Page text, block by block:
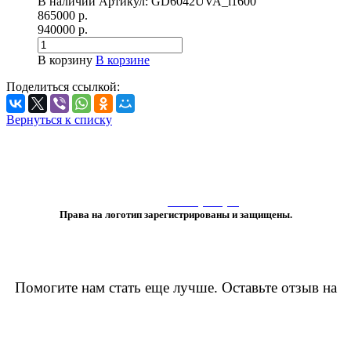
865000 р.
940000 р.
В корзину В корзине
Поделиться ссылкой:
Вернуться к списку
Права на логотип зарегистрированы и защищены.
Помогите нам стать еще лучше. Оставьте отзыв на